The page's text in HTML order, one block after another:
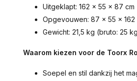
Uitgeklapt: 162 x 55 x 87 cm
Opgevouwen: 87 x 55 x 162
Gewicht: 21,5 kg (bruto: 25
Waarom kiezen voor de Toorx
Soepel en stil dankzij het